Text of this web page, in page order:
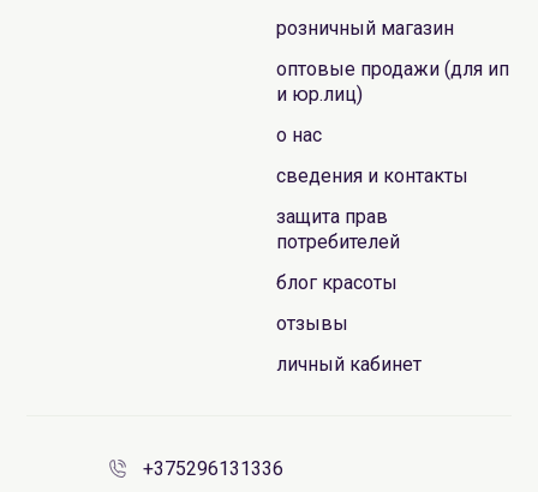
розничный магазин
оптовые продажи (для ип
и юр.лиц)
о нас
сведения и контакты
защита прав
потребителей
блог красоты
отзывы
личный кабинет
+375296131336